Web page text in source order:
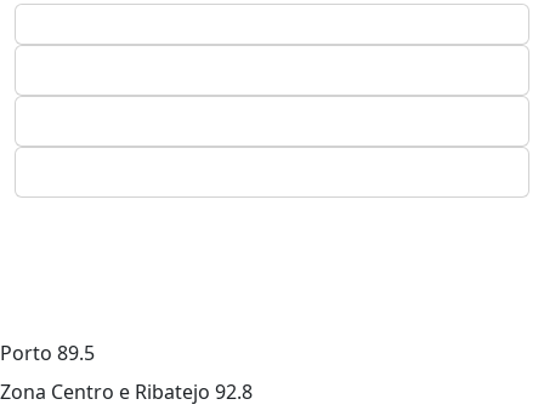
Porto 89.5
Zona Centro e Ribatejo 92.8